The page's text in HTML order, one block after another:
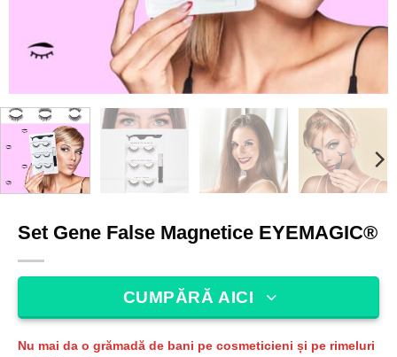
Set Gene False Magnetice EYEMAGIC®
CUMPĂRĂ AICI
Nu mai da o grămadă de bani pe cosmeticieni și pe rimeluri